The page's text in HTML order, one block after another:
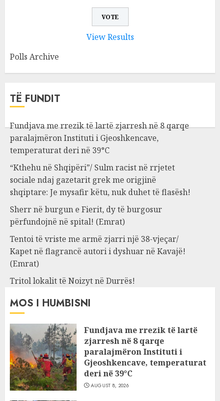
View Results
Polls Archive
TË FUNDIT
Fundjava me rrezik të lartë zjarresh në 8 qarqe
paralajmëron Instituti i Gjeoshkencave,
temperaturat deri në 39°C
“Kthehu në Shqipëri”/ Sulm racist në rrjetet
sociale ndaj gazetarit grek me origjinë
shqiptare: Je mysafir këtu, nuk duhet të flasësh!
Sherr në burgun e Fierit, dy të burgosur
përfundojnë në spital! (Emrat)
Tentoi të vriste me armë zjarri një 38-vjeçar/
Kapet në flagrancë autori i dyshuar në Kavajë!
(Emrat)
Tritol lokalit të Noizyt në Durrës!
MOS I HUMBISNI
Fundjava me rrezik të lartë
zjarresh në 8 qarqe
paralajmëron Instituti i
Gjeoshkencave, temperaturat
deri në 39°C
AUGUST 8, 2026